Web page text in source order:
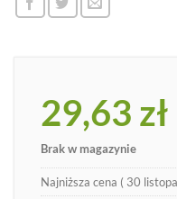
29,63 zł
Brak w magazynie
Najniższa cena ( 30